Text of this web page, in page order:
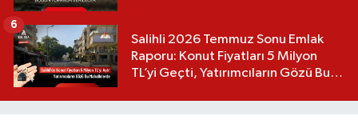
Salihli 2026 Temmuz Sonu Emlak
Raporu: Konut Fiyatları 5 Milyon
TL’yi Geçti, Yatırımcıların Gözü Bu
6